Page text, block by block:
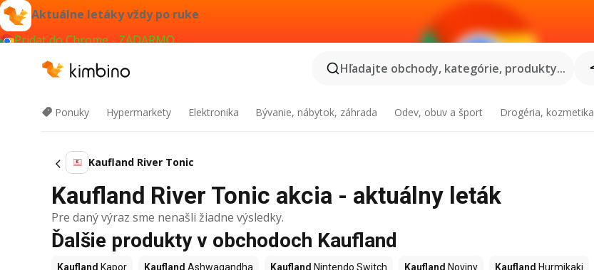
Aktuálne letáky vždy po ruke
Pridať do Chrome - ZADARMO
Hľadajte obchody, kategórie, produkty...
Ponuky Hypermarkety Elektronika Bývanie, nábytok, záhrada Odev, obuv a šport Drogéria, kozmetika
Kaufland River Tonic
Kaufland River Tonic akcia - aktuálny leták
Pre daný výraz sme nenašli žiadne výsledky.
Ďalšie produkty v obchodoch Kaufland
Kaufland Kapor Kaufland Ashwagandha Kaufland Nintendo Switch Kaufland Noviny Kaufland Hurmikaki